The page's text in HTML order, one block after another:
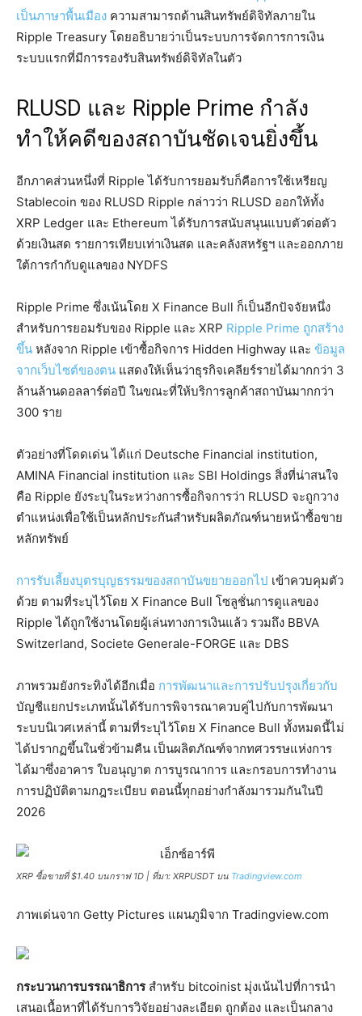
เป็นภาษาพื้นเมือง ความสามารถด้านสินทรัพย์ดิจิทัลภายใน
Ripple Treasury โดยอธิบายว่าเป็นระบบการจัดการการเงิน
ระบบแรกที่มีการรองรับสินทรัพย์ดิจิทัลในตัว
RLUSD และ Ripple Prime กำลัง
ทำให้คดีของสถาบันชัดเจนยิ่งขึ้น
อีกภาคส่วนหนึ่งที่ Ripple ได้รับการยอมรับก็คือการใช้เหรียญ
Stablecoin ของ RLUSD Ripple กล่าวว่า RLUSD ออกให้ทั้ง
XRP Ledger และ Ethereum ได้รับการสนับสนุนแบบตัวต่อตัว
ด้วยเงินสด รายการเทียบเท่าเงินสด และคลังสหรัฐฯ และออกภาย
ใต้การกำกับดูแลของ NYDFS
Ripple Prime ซึ่งเน้นโดย X Finance Bull ก็เป็นอีกปัจจัยหนึ่ง
สำหรับการยอมรับของ Ripple และ XRP Ripple Prime ถูกสร้าง
ขึ้น หลังจาก Ripple เข้าซื้อกิจการ Hidden Highway และ ข้อมูล
จากเว็บไซต์ของตน แสดงให้เห็นว่าธุรกิจเคลียร์รายได้มากกว่า 3
ล้านล้านดอลลาร์ต่อปี ในขณะที่ให้บริการลูกค้าสถาบันมากกว่า
300 ราย
ตัวอย่างที่โดดเด่น ได้แก่ Deutsche Financial institution,
AMINA Financial institution และ SBI Holdings สิ่งที่น่าสนใจ
คือ Ripple ยังระบุในระหว่างการซื้อกิจการว่า RLUSD จะถูกวาง
ตำแหน่งเพื่อใช้เป็นหลักประกันสำหรับผลิตภัณฑ์นายหน้าซื้อขาย
หลักทรัพย์
การรับเลี้ยงบุตรบุญธรรมของสถาบันขยายออกไป เข้าควบคุมตัว
ด้วย ตามที่ระบุไว้โดย X Finance Bull โซลูชั่นการดูแลของ
Ripple ได้ถูกใช้งานโดยผู้เล่นทางการเงินแล้ว รวมถึง BBVA
Switzerland, Societe Generale-FORGE และ DBS
ภาพรวมยังกระทิงได้อีกเมื่อ การพัฒนาและการปรับปรุงเกี่ยวกับ
บัญชีแยกประเภทนั้นได้รับการพิจารณาควบคู่ไปกับการพัฒนา
ระบบนิเวศเหล่านี้ ตามที่ระบุไว้โดย X Finance Bull ทั้งหมดนี้ไม่
ได้ปรากฏขึ้นในชั่วข้ามคืน เป็นผลิตภัณฑ์จากทศวรรษแห่งการ
ได้มาซึ่งอาคาร ใบอนุญาต การบูรณาการ และกรอบการทำงาน
การปฏิบัติตามกฎระเบียบ ตอนนี้ทุกอย่างกำลังมารวมกันในปี
2026
XRP ซื้อขายที่ $1.40 บนกราฟ 1D | ที่มา: XRPUSDT บน Tradingview.com
ภาพเด่นจาก Getty Pictures แผนภูมิจาก Tradingview.com
กระบวนการบรรณาธิการสำหรับ bitcoinist มุ่งเน้นไปที่การนำ
เสนอเนื้อหาที่ได้รับการวิจัยอย่างละเอียด ถูกต้อง และเป็นกลาง